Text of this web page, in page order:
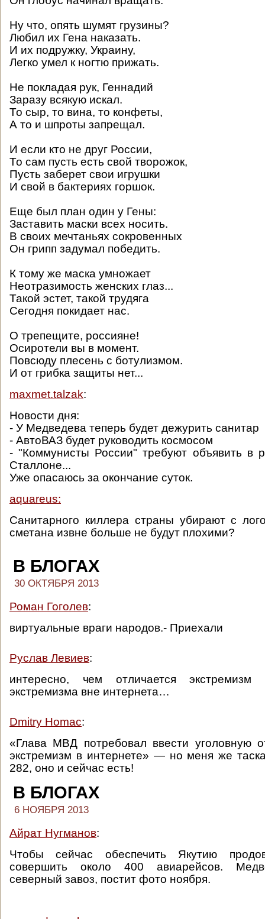
Ну что, опять шумят грузины?
Любил их Гена наказать.
И их подружку, Украину,
Легко умел к ногтю прижать.
Не покладая рук, Геннадий
Заразу всякую искал.
То сыр, то вина, то конфеты,
А то и шпроты запрещал.
И если кто не друг России,
То сам пусть есть свой творожок,
Пусть заберет свои игрушки
И свой в бактериях горшок.
Еще был план один у Гены:
Заставить маски всех носить.
В своих мечтаньях сокровенных
Он грипп задумал победить.
К тому же маска умножает
Неотразимость женских глаз...
Такой эстет, такой трудяга
Сегодня покидает нас.
О трепещите, россияне!
Осиротели вы в момент.
Повсюду плесень с ботулизмом.
И от грибка защиты нет...
maxmet.talzak:
Новости дня:
- У Медведева теперь будет дежурить санитар
- АвтоВАЗ будет руководить космосом
- "Коммунисты России" требуют объявить в
Сталлоне...
Уже опасаюсь за окончание суток.
aquareus:
Санитарного киллера страны убирают с
сметана извне больше не будут плохими?
В БЛОГАХ
30 ОКТЯБРЯ 2013
Роман Гоголев:
виртуальные враги народов.- Приехали
Руслав Левиев:
интересно, чем отличается
экстремизма вне интернета…
Dmitry Homac:
«Глава МВД потребовал ввести уголовную
экстремизм в интернете» — но меня же
282, оно и сейчас есть!
В БЛОГАХ
6 НОЯБРЯ 2013
Айрат Нугманов:
Чтобы сейчас обеспечить Якутию
совершить около 400 авиарейсов.
северный завоз, постит фото ноября.